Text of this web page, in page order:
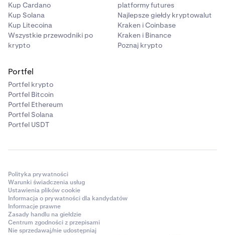
Kup Cardano
Kup Solana
Kup Litecoina
Wszystkie przewodniki po
krypto
platformy futures
Najlepsze giełdy kryptowalut
Kraken i Coinbase
Kraken i Binance
Poznaj krypto
Portfel
Portfel krypto
Portfel Bitcoin
Portfel Ethereum
Portfel Solana
Portfel USDT
Polityka prywatności
Warunki świadczenia usług
Ustawienia plików cookie
Informacja o prywatności dla kandydatów
Informacje prawne
Zasady handlu na giełdzie
Centrum zgodności z przepisami
Nie sprzedawaj/nie udostępniaj